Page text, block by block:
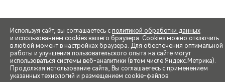
Используя сайт, вы соглашаетесь с политикой обработки данных
и использованием cookies вашего браузера. Cookies можно отключить
в любой момент в настройках браузера. Для обеспечения оптимальной
работы и улучшения пользовательского опыта на сайте могут
использоваться системы веб-аналитики (в том числе Яндекс.Метрика).
Продолжая использование сайта, Вы соглашаетесь с применением
указанных технологий и размещением cookie-файлов.